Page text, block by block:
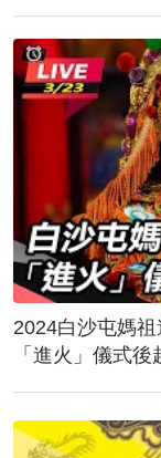
2024白沙屯媽
「進火」儀式後